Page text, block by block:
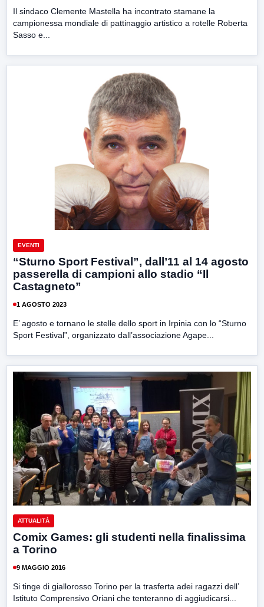
Il sindaco Clemente Mastella ha incontrato stamane la
campionessa mondiale di pattinaggio artistico a rotelle Roberta
Sasso e...
EVENTI
“Sturno Sport Festival”, dall’11 al 14 agosto
passerella di campioni allo stadio “Il
Castagneto”
1 AGOSTO 2023
E’ agosto e tornano le stelle dello sport in Irpinia con lo “Sturno
Sport Festival”, organizzato dall’associazione Agape...
ATTUALITÀ
Comix Games: gli studenti nella finalissima
a Torino
9 MAGGIO 2016
Si tinge di giallorosso Torino per la trasferta adei ragazzi dell’
Istituto Comprensivo Oriani che tenteranno di aggiudicarsi...